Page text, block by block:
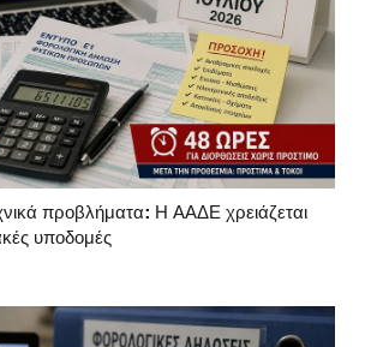
προβλήματα: Η ΑΑΔΕ χρειάζεται
υποδομές